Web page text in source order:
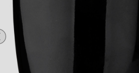
Cocktailglazen
Gin Tonicglazen
Borrel- & shotglazen